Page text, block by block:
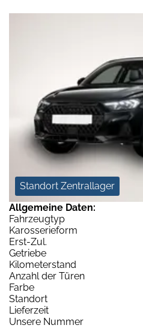
Standort Zentrallager
Allgemeine Daten:
Fahrzeugtyp
Karosserieform
Erst-Zul.
Getriebe
Kilometerstand
Anzahl der Türen
Farbe
Standort
Lieferzeit
Unsere Nummer